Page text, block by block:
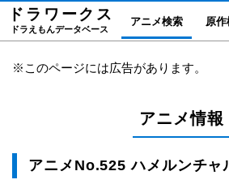
ドラワーク ス
ドラえもんデータベース
アニメ検索 原
※このページには広告があります。
アニメ情報
アニメNo.525 ハメルンチャ